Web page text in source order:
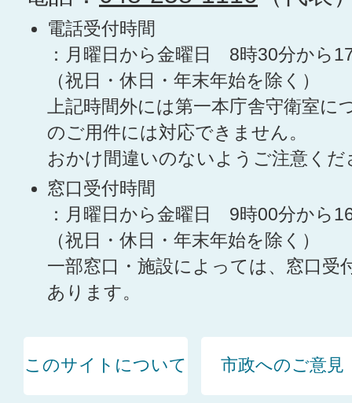
電話受付時間
：月曜日から金曜日 8時30分から
（祝日・休日・年末年始を除く）
上記時間外には第一本庁舎守衛室に
のご用件には対応できません。
おかけ間違いのないようご注意くだ
窓口受付時間
：月曜日から金曜日 9時00分から
（祝日・休日・年末年始を除く）
一部窓口・施設によっては、窓口受
あります。
このサイトについて 市政へのご意見